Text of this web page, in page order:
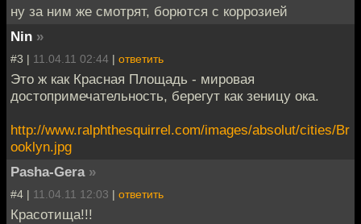
ну за ним же смотрят, борются с коррозией
Nin »
#3 | 11.04.11 02:44 | ответить
Это ж как Красная Площадь - мирoвая
достопримечательность, берегут как зеницу ока.
http://www.ralphthesquirrel.com/images/absolut/cities/Br
ooklyn.jpg
Pasha-Gera »
#4 | 11.04.11 12:03 | ответить
Красотища!!!